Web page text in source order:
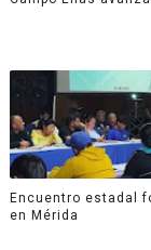
Encuentro estadal
en Mérida